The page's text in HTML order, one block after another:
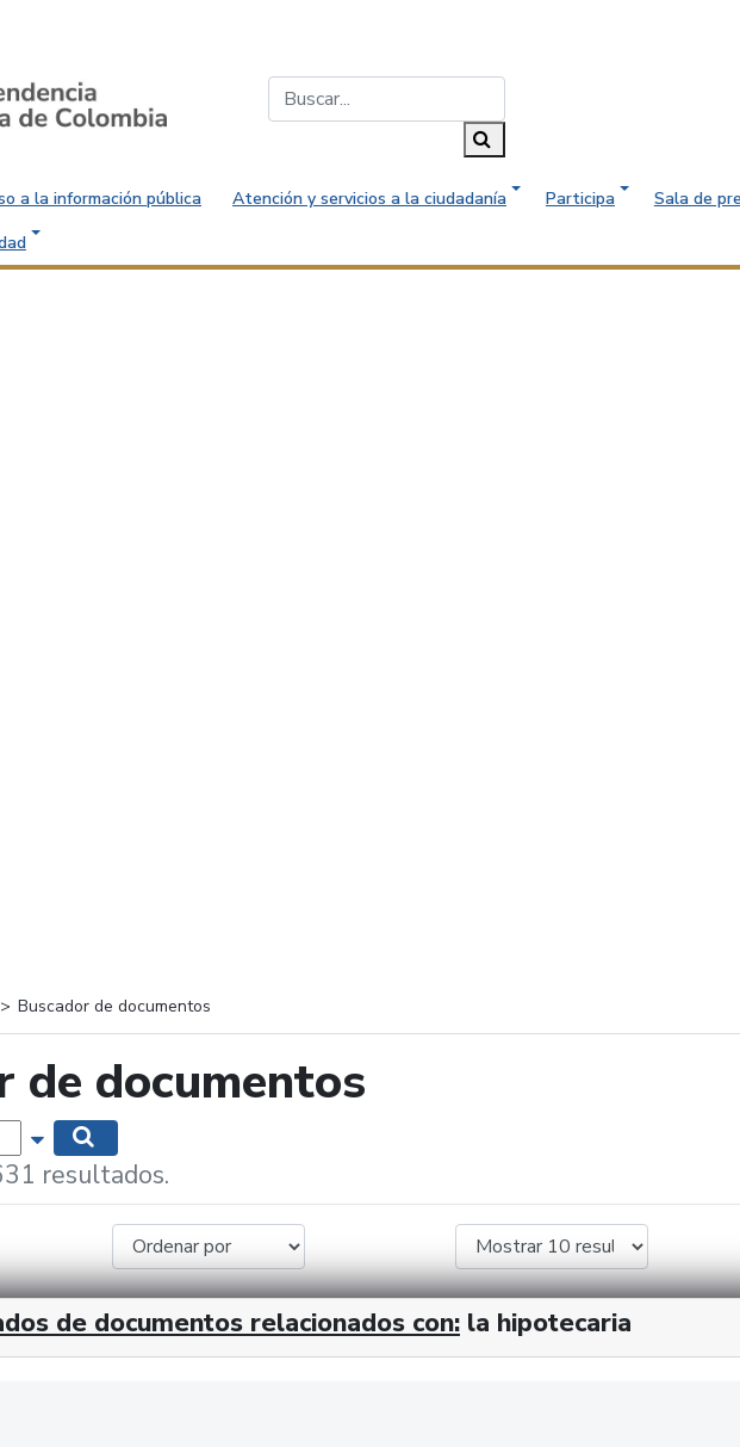
a la información pública Atención y servicios a la ciudadanía Participa
Sala de
Buscador de documentos
de documentos
Mostrar opciones de búsqueda
resultados.
de documentos relacionados con: la hipotecaria